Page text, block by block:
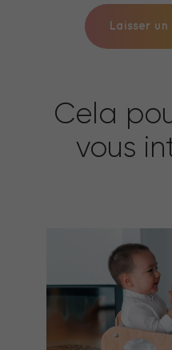
Cela
vous